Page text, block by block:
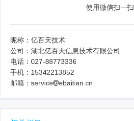
使用微信扫一扫
昵称：亿百天技术
公司：湖北亿百天信息技术有限公司
电话：027-88773336
手机：15342213852
邮箱：service
ebaitian.cn